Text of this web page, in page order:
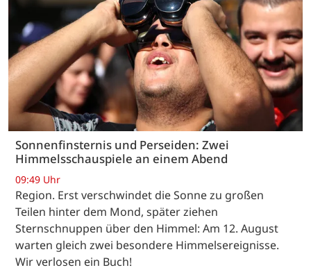
Sonnenfinsternis und Perseiden: Zwei
Himmelsschauspiele an einem Abend
09:49 Uhr
Region. Erst verschwindet die Sonne zu großen
Teilen hinter dem Mond, später ziehen
Sternschnuppen über den Himmel: Am 12. August
warten gleich zwei besondere Himmelsereignisse.
Wir verlosen ein Buch!